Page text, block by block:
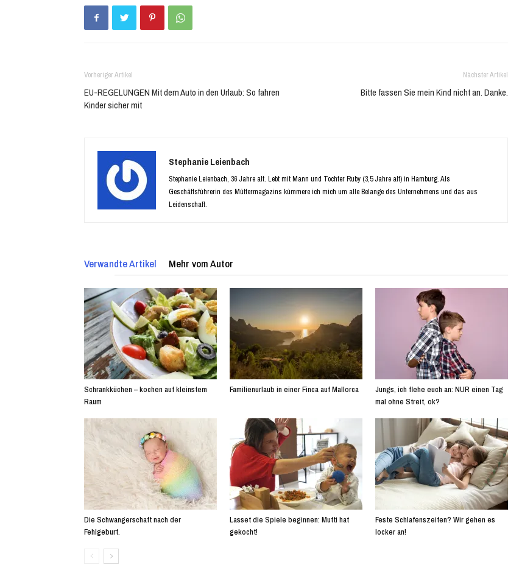
Vorheriger Artikel
EU-REGELUNGEN Mit dem Auto in den Urlaub: So fahren
Kinder sicher mit
Nächster Artikel
Bitte fassen Sie mein Kind nicht an. Danke.
Stephanie Leienbach
Stephanie Leienbach, 36 Jahre alt. Lebt mit Mann und Tochter Ruby (3,5 Jahre alt) in Hamburg. Als
Geschäftsführerin des Müttermagazins kümmere ich mich um alle Belange des Unternehmens und das aus
Leidenschaft.
Verwandte Artikel Mehr vom Autor
Schrankküchen – kochen auf kleinstem
Raum
Familienurlaub in einer Finca auf Mallorca
Jungs, ich flehe euch an: NUR einen Tag
mal ohne Streit, ok?
Die Schwangerschaft nach der
Fehlgeburt.
Lasset die Spiele beginnen: Mutti hat
gekocht!
Feste Schlafenszeiten? Wir gehen es
locker an!